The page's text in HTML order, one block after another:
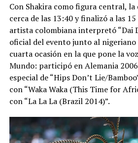
Con Shakira como figura central,
cerca de las 13:40 y finalizó a las
artista colombiana interpretó “Dai
oficial del evento junto al nigeriano
cuarta ocasión en la que pone la
Mundo: participó en Alemania
especial de “Hips Don’t Lie/
con “Waka Waka (This Time for
con “La La La (Brazil 2014)”.